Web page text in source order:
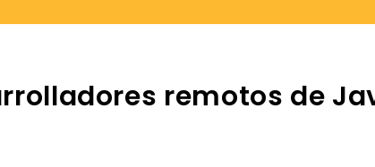
remotos de